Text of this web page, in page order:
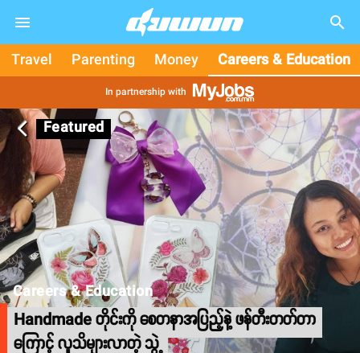
search
Travel Parenting Money Careers & Education
In partnership with
Featured
arrow_back_ios
Careers & Education
Handmade တိုင်းကို စေတနာအပြည့်နဲ့ ဖန်တီးတတ်တာ
ကြောင့် လူသိများလာတဲ့ သွဲ့